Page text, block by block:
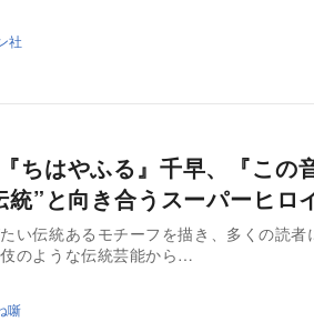
社
ちはやふる』千早、『この
”と向き合うスーパーヒロ
い伝統あるモチーフを描き、多くの読
のような伝統芸能から…
噺